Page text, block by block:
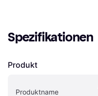
Spezifikationen
Produkt
Produktname